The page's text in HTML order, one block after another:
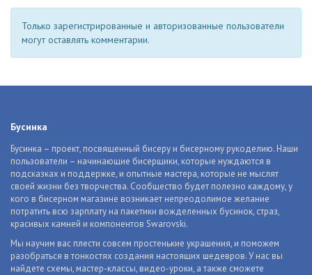
Только зарегистрированные и авторизованные пользователи
могут оставлять комментарии.
Бусинка
Бусинка – проект, посвященный бисеру и бисерному рукоделию. Наши
пользователи – начинающие бисерщики, которые нуждаются в
подсказках и поддержке, и опытные мастера, которые не мыслят
своей жизни без творчества. Сообщество будет полезно каждому, у
кого в бисерном магазине возникает непреодолимое желание
потратить всю зарплату на пакетики вожделенных бусинок, страз,
красивых камней и компонентов Swarovski.
Мы научим вас плести совсем простенькие украшения, и поможем
разобраться в тонкостях создания настоящих шедевров. У нас вы
найдете схемы, мастер-классы, видео-уроки, а также сможете